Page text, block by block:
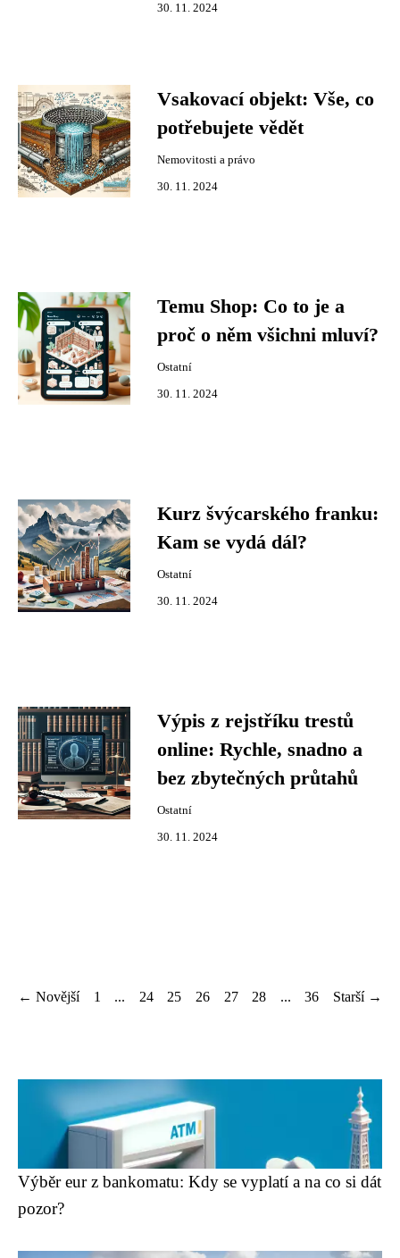
30. 11. 2024
Vsakovací objekt: Vše, co
potřebujete vědět
Nemovitosti a právo
30. 11. 2024
Temu Shop: Co to je a
proč o něm všichni mluví?
Ostatní
30. 11. 2024
Kurz švýcarského franku:
Kam se vydá dál?
Ostatní
30. 11. 2024
Výpis z rejstříku trestů
online: Rychle, snadno a
bez zbytečných průtahů
Ostatní
30. 11. 2024
← Novější 1 ... 24 25 26 27 28 ... 36 Starší →
Výběr eur z bankomatu: Kdy se vyplatí a na co si dát
pozor?